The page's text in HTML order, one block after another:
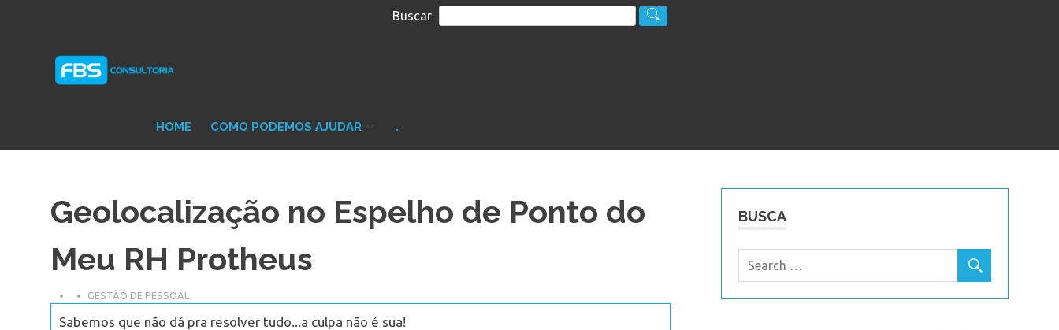
Buscar
Protheus
TOTVS
HOME COMO PODEMOS AJUDAR .
Geolocalização no Espelho de Ponto do
Meu RH Protheus
GESTÃO DE PESSOAL
Sabemos que não dá pra resolver tudo...a culpa não é sua!
BUSCA